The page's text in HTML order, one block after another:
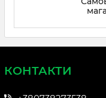
КОНТАКТИ